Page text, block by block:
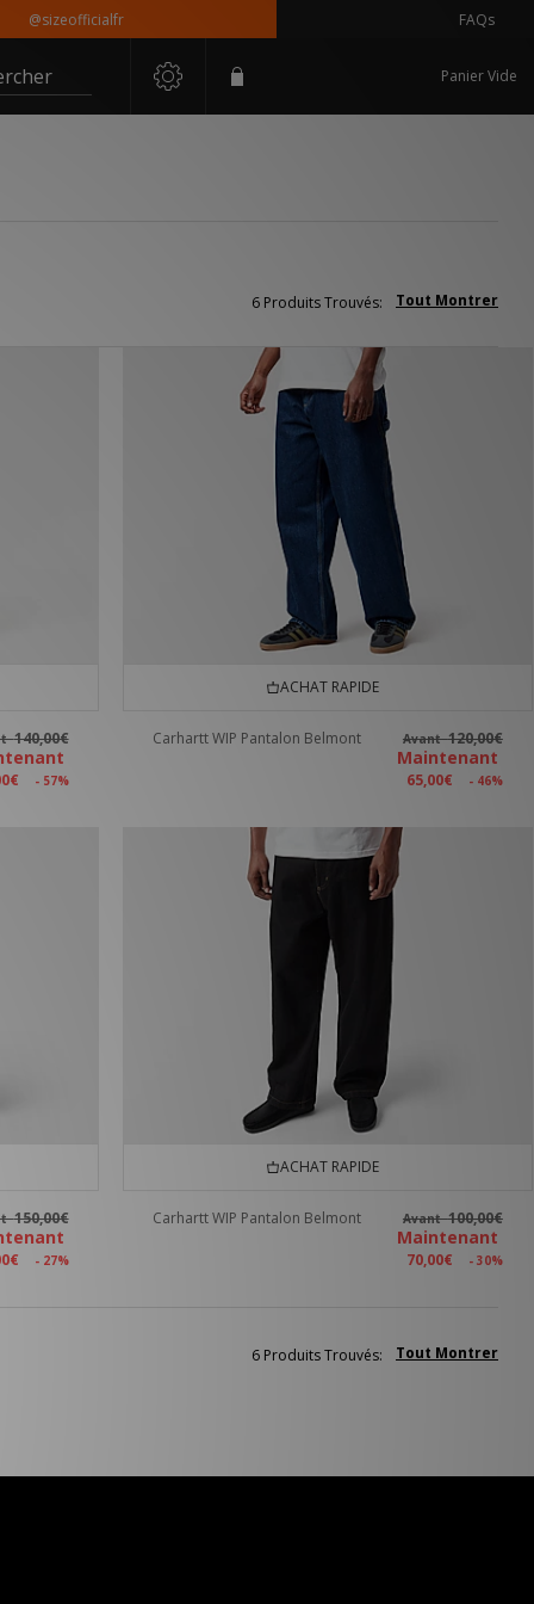
@sizeofficialfr FAQs
Panier Vide
Tout Montrer
6 Produits Trouvés:
140,00€
- 57%
ACHAT RAPIDE
Carhartt WIP Pantalon Belmont Avant120,00€
Maintenant
65,00€ - 46%
150,00€
- 27%
ACHAT RAPIDE
Carhartt WIP Pantalon Belmont Avant100,00€
Maintenant
70,00€ - 30%
Tout Montrer
6 Produits Trouvés: